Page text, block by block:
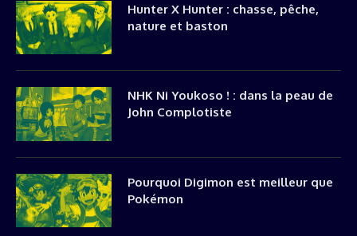
Hunter X Hunter : chasse, pêche,
nature et baston
NHK Ni Youkoso ! : dans la peau de
John Complotiste
Pourquoi Digimon est meilleur que
Pokémon